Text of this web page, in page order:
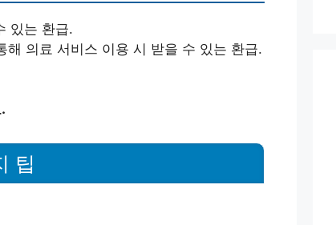
있는 환급.
해 의료 서비스 이용 시 받을 수 있는 환급.
팁